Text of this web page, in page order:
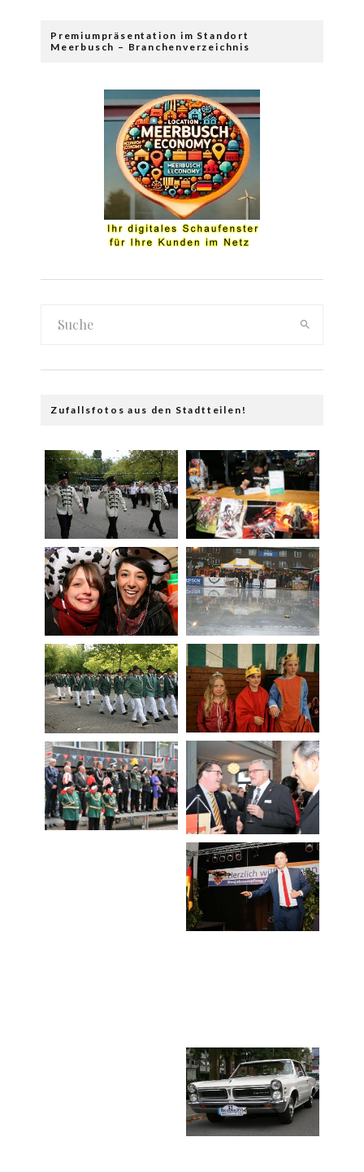
Premiumpräsentation im Standort
Meerbusch – Branchenverzeichnis
Zufallsfotos aus den Stadtteilen!